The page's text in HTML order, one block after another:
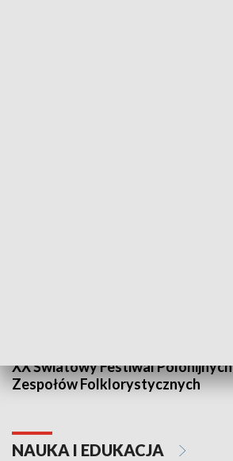
XX Światowy Festiwal Polonijnych
Zespołów Folklorystycznych
NAUKA I EDUKACJA